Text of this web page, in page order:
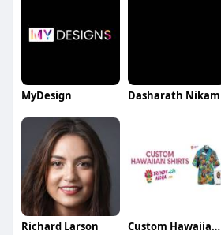
MyDesign Dasharath Nikam
Richard Larson Custom Hawaiian Shirts By Trendy Aloha